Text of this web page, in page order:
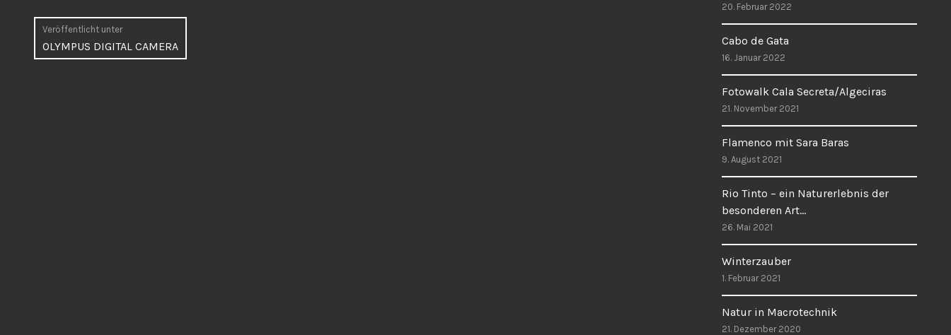
Beitragsnavigation
Veröffentlicht unter
OLYMPUS DIGITAL CAMERA
20. Februar 2022
Cabo de Gata
16. Januar 2022
Fotowalk Cala Secreta/Algeciras
21. November 2021
Flamenco mit Sara Baras
9. August 2021
Rio Tinto – ein Naturerlebnis der
besonderen Art…
26. Mai 2021
Winterzauber
1. Februar 2021
Natur in Macrotechnik
21. Dezember 2020